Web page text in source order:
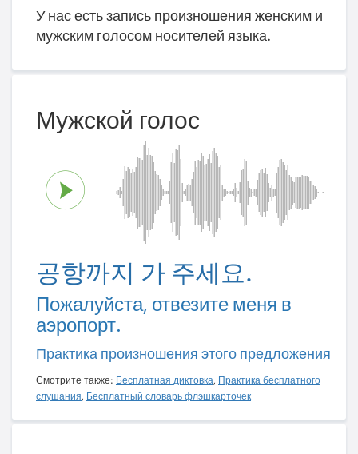
У нас есть запись произношения женским и
мужским голосом носителей языка.
Мужской голос
공항까지 가 주세요.
Пожалуйста, отвезите меня в
аэропорт.
Практика произношения этого предложения
Смотрите также: Бесплатная диктовка, Практика бесплатного
слушания, Бесплатный словарь флэшкарточек